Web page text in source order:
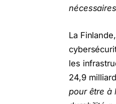
La
les
24,9
pour être à